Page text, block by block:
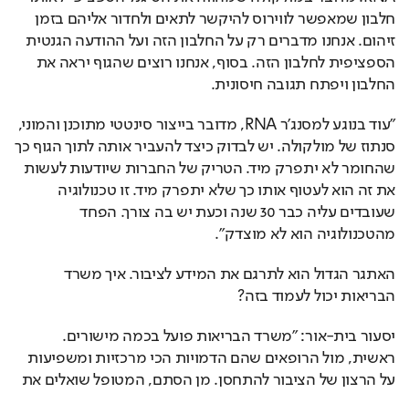
חלבון שמאפשר לווירוס להיקשר לתאים ולחדור אליהם בזמן
זיהום. אנחנו מדברים רק על החלבון הזה ועל ההודעה הגנטית
הספציפית לחלבון הזה. בסוף, אנחנו רוצים שהגוף יראה את
החלבון ויפתח תגובה חיסונית.
"עוד בנוגע למסנג'ר RNA, מדובר בייצור סינטטי מתוכנן והמוני,
סנתוז של מולקולה. יש לבדוק כיצד להעביר אותה לתוך הגוף כך
שהחומר לא יתפרק מיד. הטריק של החברות שיודעות לעשות
את זה הוא לעטוף אותו כך שלא יתפרק מיד. זו טכנולוגיה
שעובדים עליה כבר 30 שנה וכעת יש בה צורך. הפחד
מהטכנולוגיה הוא לא מוצדק".
האתגר הגדול הוא לתרגם את המידע לציבור. איך משרד
הבריאות יכול לעמוד בזה?
יסעור בית-אור: "משרד הבריאות פועל בכמה מישורים.
ראשית, מול הרופאים שהם הדמויות הכי מרכזיות ומשפיעות
על הרצון של הציבור להתחסן. מן הסתם, המטופל שואלים את